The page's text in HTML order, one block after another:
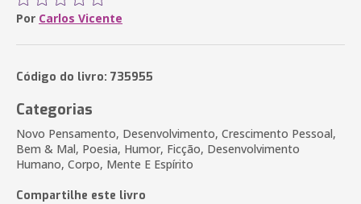
Por Carlos Vicente
Código do livro: 735955
Categorias
Novo Pensamento, Desenvolvimento, Crescimento Pessoal,
Bem & Mal, Poesia, Humor, Ficção, Desenvolvimento
Humano, Corpo, Mente E Espírito
Compartilhe este livro